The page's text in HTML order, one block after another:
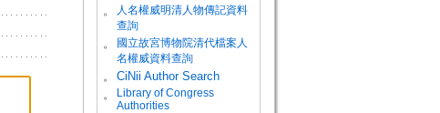
。
人名權威明清人物傳記資料
查詢
。
國立故宮博物院清代檔案人
名權威資料查詢
。
CiNii Author Search
。
Library of Congress
Authorities